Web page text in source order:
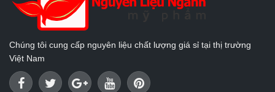
Chúng tôi cung cấp nguyên liệu chất lượng giá sỉ tại thị trường
Việt Nam